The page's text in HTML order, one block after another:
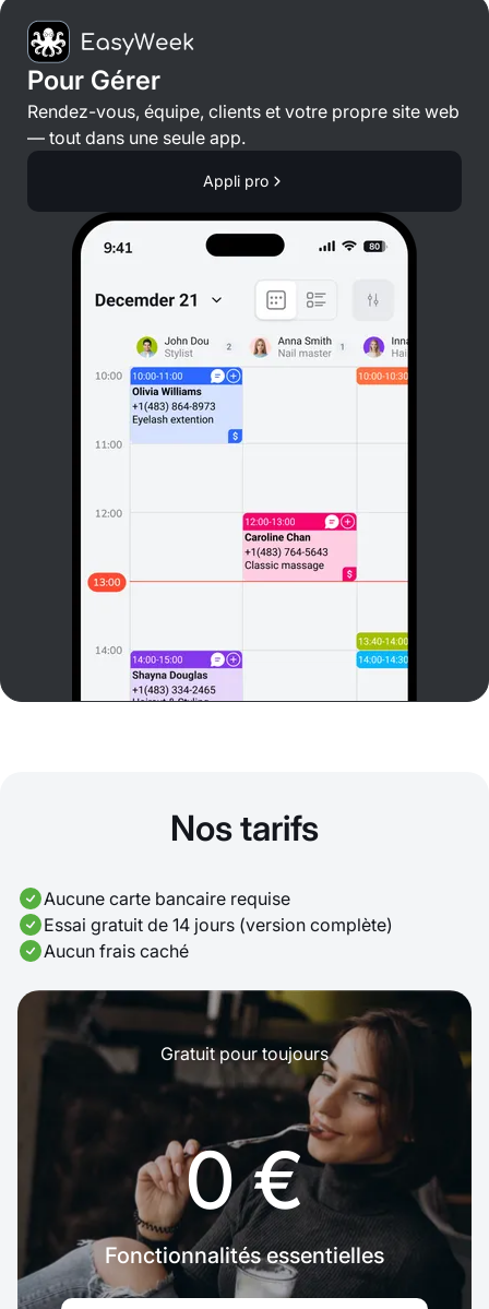
Pour Gérer
Rendez-vous, équipe, clients et votre propre site web
— tout dans une seule app.
Appli pro
Nos tarifs
Aucune carte bancaire requise
Essai gratuit de 14 jours (version complète)
Aucun frais caché
Gratuit pour toujours
0 €
Fonctionnalités essentielles